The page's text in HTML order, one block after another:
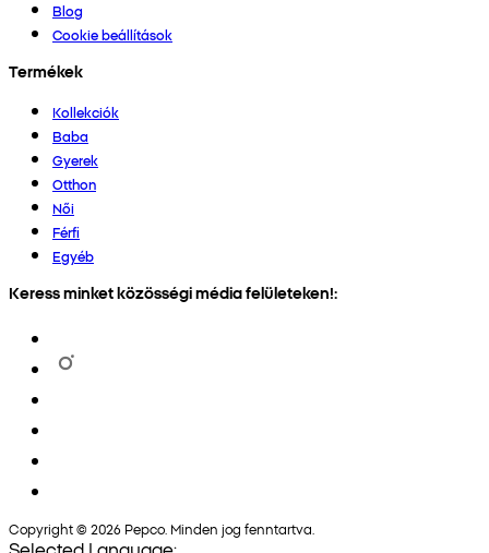
Blog
Cookie beállítások
Termékek
Kollekciók
Baba
Gyerek
Otthon
Női
Férfi
Egyéb
Keress minket közösségi média felületeken!:
Copyright © 2026 Pepco. Minden jog fenntartva.